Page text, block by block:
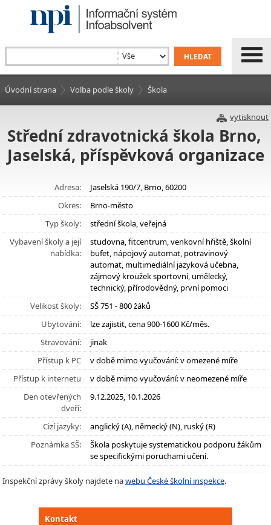
Úvodní strana Volba podle školy Škola
vytisknout
Střední zdravotnická škola Brno,
Jaselská, příspěvková organizace
Adresa:
Jaselská 190/7, Brno, 60200
Okres:
Brno-město
Typ školy:
střední škola, veřejná
Vybavení školy a její
nabídka:
studovna, fitcentrum, venkovní hřiště, školní
bufet, nápojový automat, potravinový
automat, multimediální jazyková učebna,
zájmový kroužek sportovní, umělecký,
technický, přírodovědný, první pomoci
Velikost školy:
SŠ 751 - 800 žáků
Ubytování:
lze zajistit, cena 900-1600 Kč/měs.
Stravování:
jinak
Přístup k PC
v době mimo vyučování: v omezené míře
Přístup k internetu
v době mimo vyučování: v neomezené míře
Den otevřených
dveří:
9.12.2025, 10.1.2026
Cizí jazyky:
anglický (A), německý (N), ruský (R)
Poznámka SŠ:
Škola poskytuje systematickou podporu žákům
se specifickými poruchami učení.
Inspekční zprávy školy najdete nawebu České školní inspekce.
Kontakt